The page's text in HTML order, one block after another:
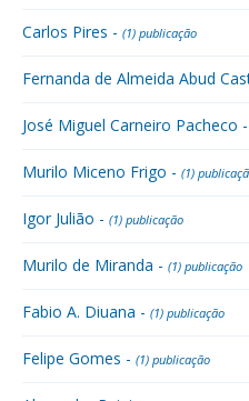
Carlos Pires - (1) publicação
Fernanda de Almeida Abud
José Miguel Carneiro Pacheco -
Murilo Miceno Frigo - (1)
Igor Julião - (1) publicação
Murilo de Miranda - (1) publicação
Fabio A. Diuana - (1) publicação
Felipe Gomes - (1) publicação